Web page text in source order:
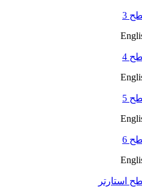
3
4
5
6
استارتر